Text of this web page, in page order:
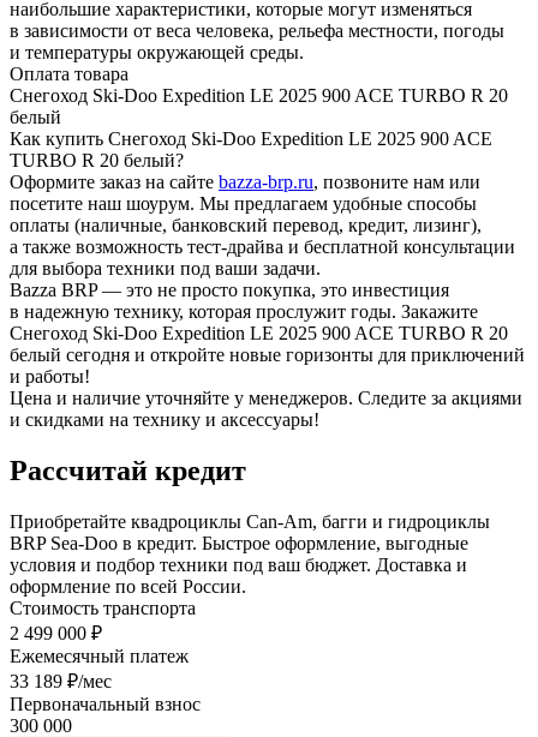
наибольшие характеристики, которые могут изменяться
в зависимости от веса человека, рельефа местности, погоды
и температуры окружающей среды.
Оплата товара
Снегоход Ski-Doo Expedition LE 2025 900 ACE TURBO R 20
белый
Как купить Снегоход Ski-Doo Expedition LE 2025 900 ACE
TURBO R 20 белый?
Оформите заказ на сайте bazza-brp.ru, позвоните нам или
посетите наш шоурум. Мы предлагаем удобные способы
оплаты (наличные, банковский перевод, кредит, лизинг),
а также возможность тест-драйва и бесплатной консультации
для выбора техники под ваши задачи.
Bazza BRP — это не просто покупка, это инвестиция
в надежную технику, которая прослужит годы. Закажите
Снегоход Ski-Doo Expedition LE 2025 900 ACE TURBO R 20
белый сегодня и откройте новые горизонты для приключений
и работы!
Цена и наличие уточняйте у менеджеров. Следите за акциями
и скидками на технику и аксессуары!
Рассчитай кредит
Приобретайте квадроциклы Can-Am, багги и гидроциклы
BRP Sea-Doo в кредит. Быстрое оформление, выгодные
условия и подбор техники под ваш бюджет. Доставка и
оформление по всей России.
Стоимость транспорта
2 499 000 ₽
Ежемесячный платеж
33 189 ₽/мес
Первоначальный взнос
300 000